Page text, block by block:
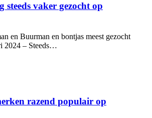
steeds vaker gezocht op
en Buurman en bontjas meest gezocht
2024 – Steeds…
razend populair op